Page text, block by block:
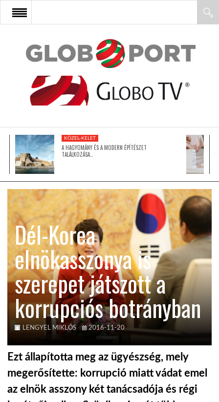
FŐOLDAL
AFRIKA
ÁZSIA
LATIN-AMERIKA
KÖZEL-KELET
AUSZTRÁLIA
A VILÁG ITTHON
KÖZEL-KELET
A HAGYOMÁNY ÉS A MODERN ÉPÍTÉSZET
TALÁLKOZÁSA…
Dél-Korea
elnökasszonya is
szerepet játszott a
korrupciós botrányban
LENGYEL MIKLÓS 2016-11-20
Ezt állapította meg az ügyészség, mely
megerősítette: korrupció miatt vádat emel
az elnök asszony két tanácsadója és régi